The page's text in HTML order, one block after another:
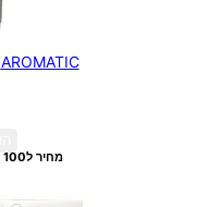
AROMATIC תחליב לידיים ולגוף
מחיר ל100 מיליליטר – 4.17 ש"ח